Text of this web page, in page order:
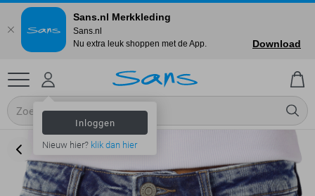
Inloggen
Nieuw hier? klik dan hier
Sans.nl Merkkleding
Sans.nl
Nu extra leuk shoppen met de App.
Download